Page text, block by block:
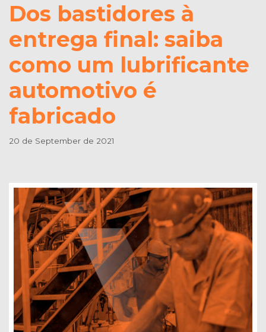
Dos bastidores à
entrega final: saiba
como um lubrificante
automotivo é
fabricado
20 de September de 2021